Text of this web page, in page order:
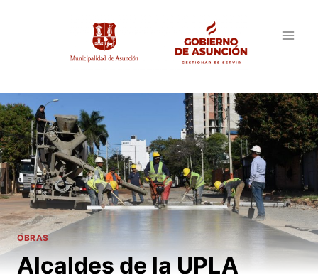
OBRAS
Alcaldes de la UPLA